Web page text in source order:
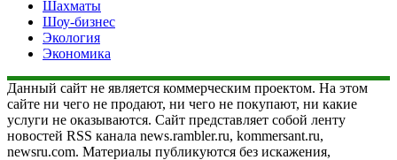
Шахматы
Шоу-бизнес
Экология
Экономика
Данный сайт не является коммерческим проектом. На этом
сайте ни чего не продают, ни чего не покупают, ни какие
услуги не оказываются. Сайт представляет собой ленту
новостей RSS канала news.rambler.ru, kommersant.ru,
newsru.com. Материалы публикуются без искажения,